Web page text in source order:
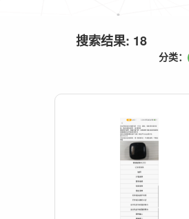
搜索结果: 18
分类：